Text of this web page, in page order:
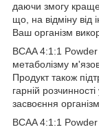
даючи змогу
що, на відміну від
Ваш організм
BCAA 4:1:1 Powder
метаболізму
Продукт також
гарній
засвоєння
BCAA 4:1:1 Powder